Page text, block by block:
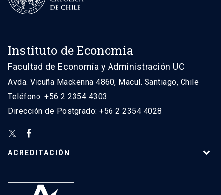
Instituto de Economía
Facultad de Economía y Administración UC
Avda. Vicuña Mackenna 4860, Macul. Santiago, Chile
Teléfono: +56 2 2354 4303
Dirección de Postgrado: +56 2 2354 4028
ACREDITACIÓN